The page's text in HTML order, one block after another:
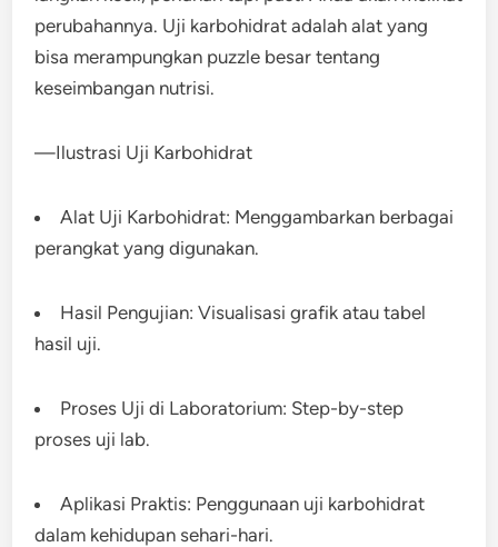
perubahannya. Uji karbohidrat adalah alat yang
bisa merampungkan puzzle besar tentang
keseimbangan nutrisi.
—Ilustrasi Uji Karbohidrat
Alat Uji Karbohidrat: Menggambarkan berbagai
perangkat yang digunakan.
Hasil Pengujian: Visualisasi grafik atau tabel
hasil uji.
Proses Uji di Laboratorium: Step-by-step
proses uji lab.
Aplikasi Praktis: Penggunaan uji karbohidrat
dalam kehidupan sehari-hari.